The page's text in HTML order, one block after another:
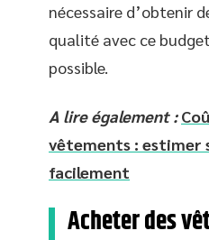
nécessaire d’obtenir
qualité avec ce
possible.
A lire également :
vêtements : estimer
facilement
Acheter des